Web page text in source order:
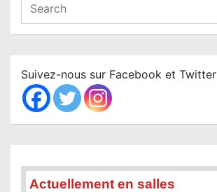
a
c
h
Suivez-nous sur Facebook et Twitter
Actuellement en salles